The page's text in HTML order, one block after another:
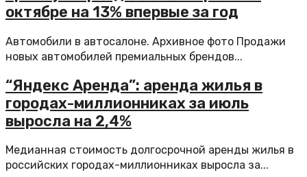
октябре на 13% впервые за год
Автомобили в автосалоне. Архивное фото Продажи
новых автомобилей премиальных брендов...
“Яндекс Аренда”: аренда жилья в
городах-миллионниках за июль
выросла на 2,4%
Медианная стоимость долгосрочной аренды жилья в
российских городах-миллионниках выросла за...